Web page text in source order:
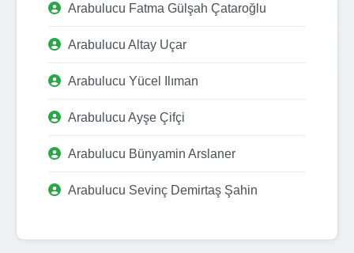
Arabulucu Fatma Gülşah Çataroğlu
Arabulucu Altay Uçar
Arabulucu Yücel Ilıman
Arabulucu Ayşe Çifçi
Arabulucu Bünyamin Arslaner
Arabulucu Sevinç Demirtaş Şahin